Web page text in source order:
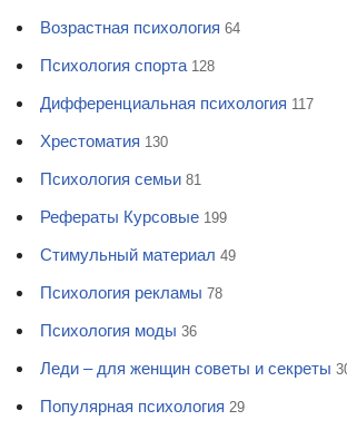
Возрастная психология 64
Психология спорта 128
Дифференциальная психология 117
Хрестоматия 130
Психология семьи 81
Рефераты Курсовые 199
Стимульный материал 49
Психология рекламы 78
Психология моды 36
Леди – для женщин советы и секреты
Популярная психология 29